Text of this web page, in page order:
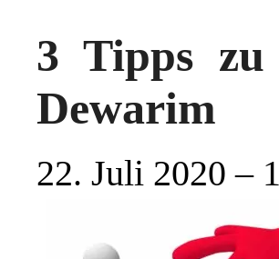
3 Tipps
Dewarim
22. Juli 2020 –